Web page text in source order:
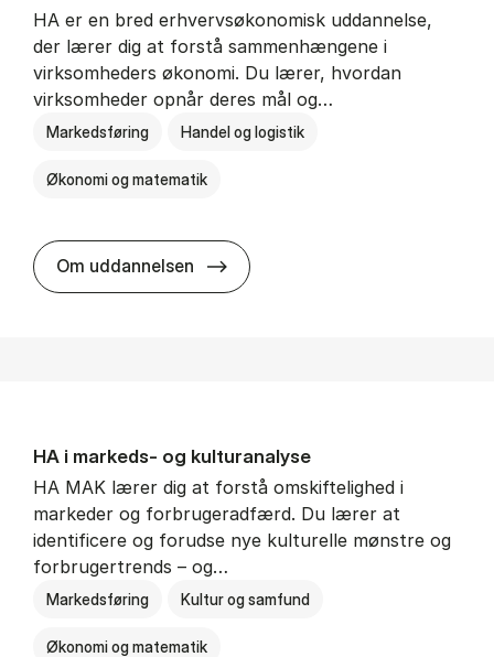
HA er en bred erhvervsøkonomisk uddannelse,
der lærer dig at forstå sammenhængene i
virksomheders økonomi. Du lærer, hvordan
virksomheder opnår deres mål og…
Markedsføring Handel og logistik
Økonomi og matematik
Om uddannelsen HA al­men erhvervs­økonomi
HA i mar­keds- og kul­tu­r­a­na­ly­se
HA MAK lærer dig at forstå omskiftelighed i
markeder og forbrugeradfærd. Du lærer at
identificere og forudse nye kulturelle mønstre og
forbrugertrends – og…
Markedsføring Kultur og samfund
Økonomi og matematik